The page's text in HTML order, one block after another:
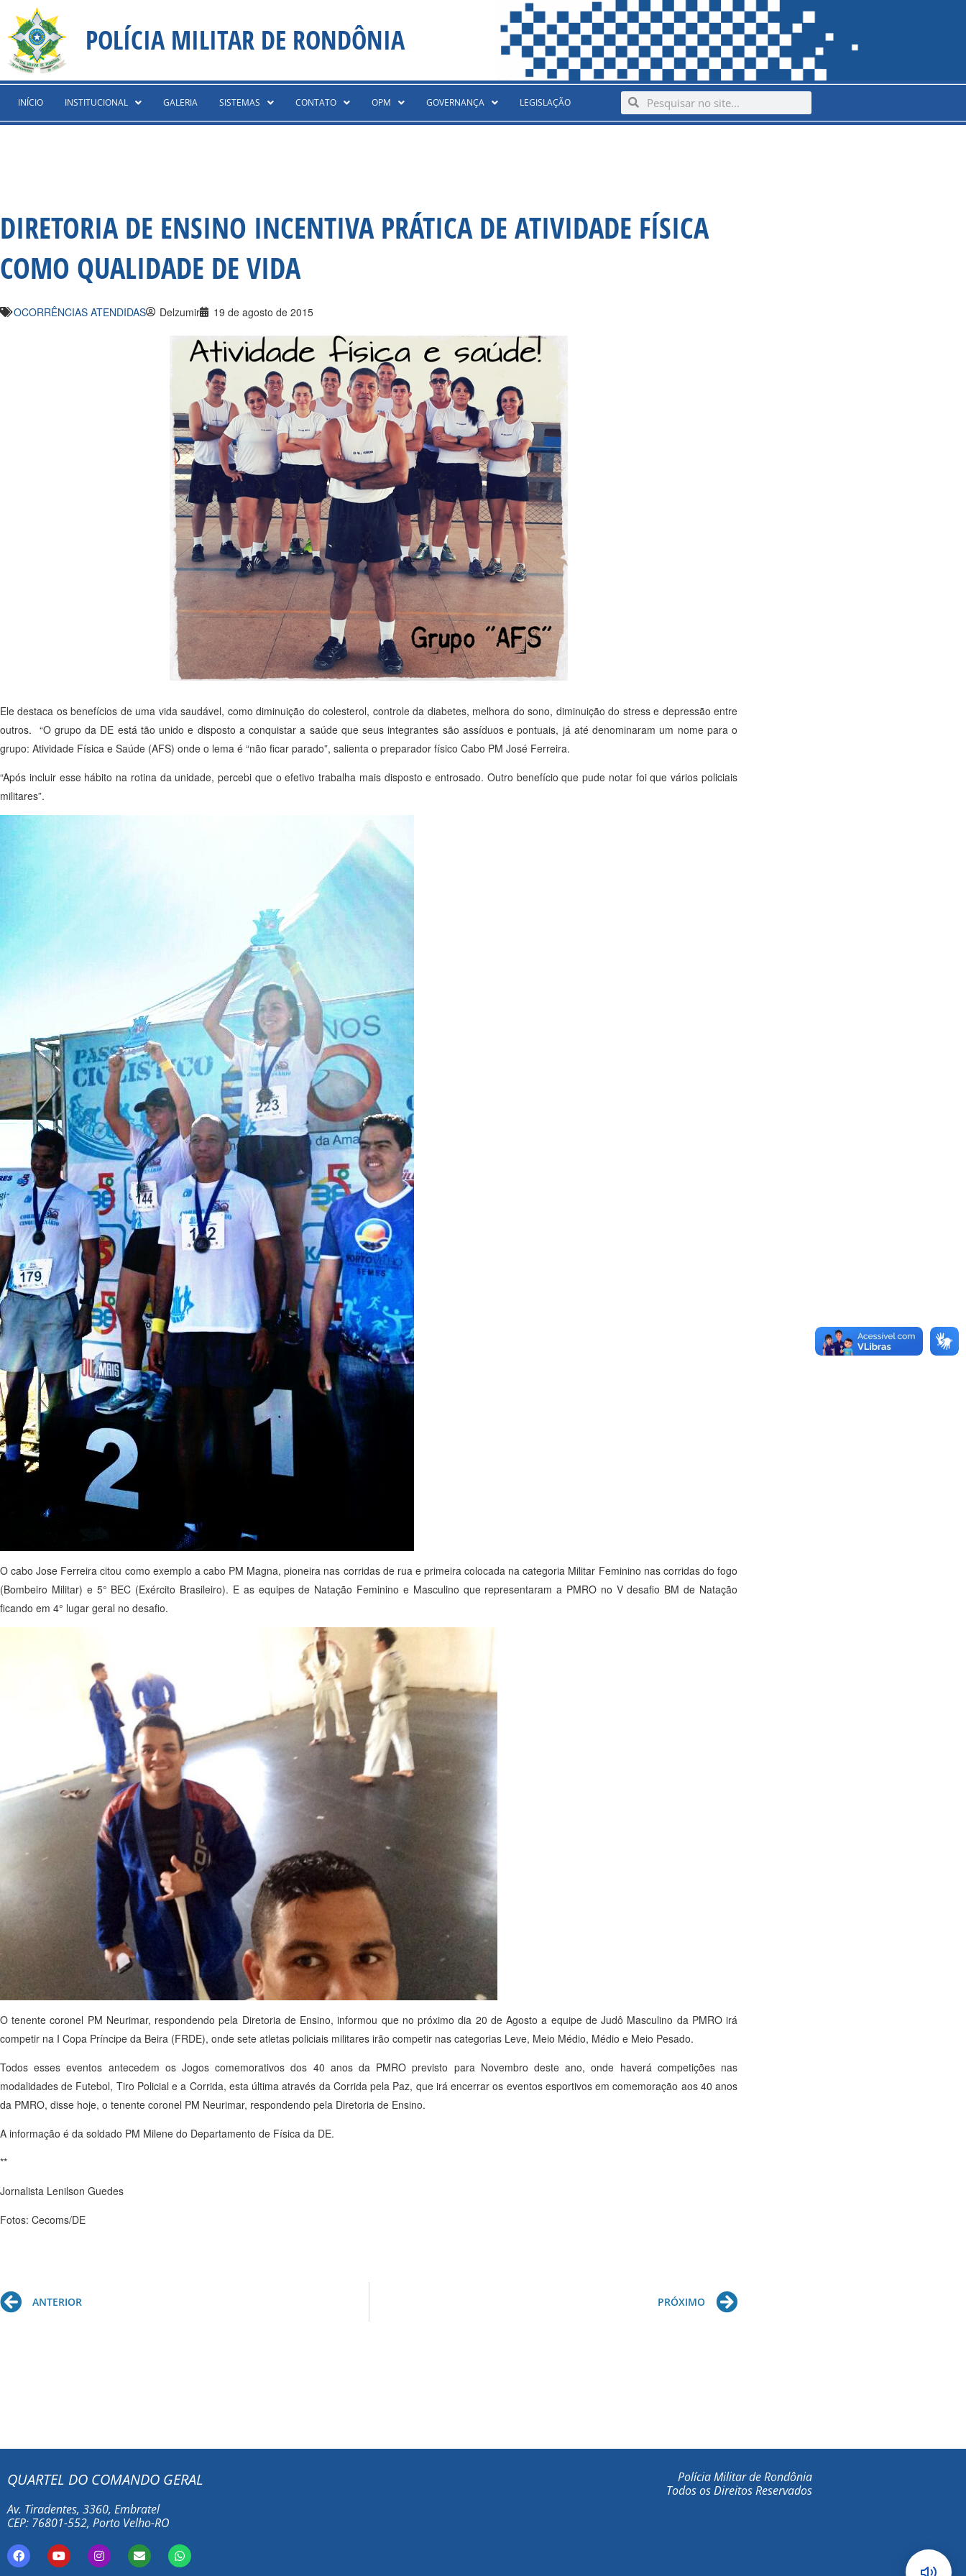
content
para
conteúdo
POLÍCIA MILITAR DE RONDÔNIA
INÍCIO INSTITUCIONAL GALERIA SISTEMAS CONTATO OPM GOVERNANÇA LEGISLAÇÃO SearchSearch
DIRETORIA DE ENSINO INCENTIVA PRÁTICA DE ATIVIDADE FÍSICA
COMO QUALIDADE DE VIDA
OCORRÊNCIAS ATENDIDAS Delzumir 19 de agosto de 2015
Ele destaca os benefícios de uma vida saudável, como diminuição do colesterol, controle da diabetes, melhora do sono, diminuição do stress e depressão entre
outros. “O grupo da DE está tão unido e disposto a conquistar a saúde que seus integrantes são assíduos e pontuais, já até denominaram um nome para o
grupo: Atividade Física e Saúde (AFS) onde o lema é “não ficar parado”, salienta o preparador físico Cabo PM José Ferreira.
“Após incluir esse hábito na rotina da unidade, percebi que o efetivo trabalha mais disposto e entrosado. Outro benefício que pude notar foi que vários policiais
militares”.
O cabo Jose Ferreira citou como exemplo a cabo PM Magna, pioneira nas corridas de rua e primeira colocada na categoria Militar Feminino nas corridas do fogo
(Bombeiro Militar) e 5° BEC (Exército Brasileiro). E as equipes de Natação Feminino e Masculino que representaram a PMRO no V desafio BM de Natação
ficando em 4° lugar geral no desafio.
O tenente coronel PM Neurimar, respondendo pela Diretoria de Ensino, informou que no próximo dia 20 de Agosto a equipe de Judô Masculino da PMRO irá
competir na I Copa Príncipe da Beira (FRDE), onde sete atletas policiais militares irão competir nas categorias Leve, Meio Médio, Médio e Meio Pesado.
Todos esses eventos antecedem os Jogos comemorativos dos 40 anos da PMRO previsto para Novembro deste ano, onde haverá competições nas
modalidades de Futebol, Tiro Policial e a Corrida, esta última através da Corrida pela Paz, que irá encerrar os eventos esportivos em comemoração aos 40 anos
da PMRO, disse hoje, o tenente coronel PM Neurimar, respondendo pela Diretoria de Ensino.
A informação é da soldado PM Milene do Departamento de Física da DE.
**
Jornalista Lenilson Guedes
Fotos: Cecoms/DE
Prev
ANTERIOR PRÓXIMO Next
QUARTEL DO COMANDO GERAL
Av. Tiradentes, 3360, Embratel
CEP: 76801-552, Porto Velho-RO
F
a
c
Y
o
u
I
n
s
E
n
v
W
h
a
Polícia Militar de Rondônia
Todos os Direitos Reservados